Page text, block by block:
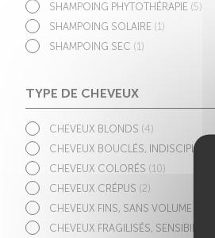
SHAMPOING PHYTOTHÉRAPIE (5)
SHAMPOING SOLAIRE (1)
SHAMPOING SEC (1)
TYPE DE CHEVEUX
CHEVEUX BLONDS (4)
CHEVEUX BOUCLÉS, INDISCIPLINÉS
CHEVEUX COLORÉS (10)
CHEVEUX CRÉPUS (2)
CHEVEUX FINS, SANS VOLUME
CHEVEUX FRAGILISÉS, SENSIBILISÉS